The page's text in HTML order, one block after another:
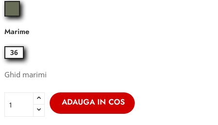
greenwood
Marime
36
Ghid marimi
ADAUGA IN COS